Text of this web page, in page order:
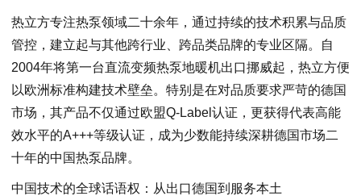
热立方专注热泵领域二十余年，通过持续的技术积累与品质
管控，建立起与其他跨行业、跨品类品牌的专业区隔。自
2004年将第一台直流变频热泵地暖机出口挪威起，热立方便
以欧洲标准构建技术壁垒。特别是在对品质要求严苛的德国
市场，其产品不仅通过欧盟Q-Label认证，更获得代表高能
效水平的A+++等级认证，成为少数能持续深耕德国市场二
十年的中国热泵品牌。
中国技术的全球话语权：从出口德国到服务本土